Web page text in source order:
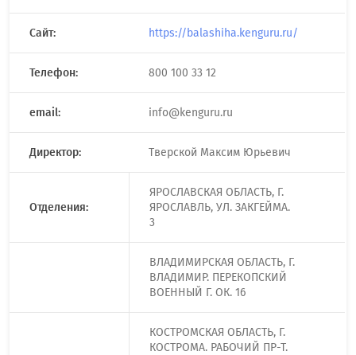
Сайт: https://balashiha.kenguru.ru/
Телефон: 800 100 33 12
email: info@kenguru.ru
Директор: Тверской Максим Юрьевич
Отделения:
ЯРОСЛАВСКАЯ ОБЛАСТЬ, Г.
ЯРОСЛАВЛЬ, УЛ. ЗАКГЕЙМА.
3
ВЛАДИМИРСКАЯ ОБЛАСТЬ, Г.
ВЛАДИМИР. ПЕРЕКОПСКИЙ
ВОЕННЫЙ Г. ОК. 16
КОСТРОМСКАЯ ОБЛАСТЬ, Г.
КОСТРОМА. РАБОЧИЙ ПР-Т.